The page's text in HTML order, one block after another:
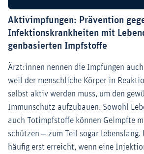
Aktivimpfungen: Prävention
Infektionskrankheiten mit
genbasierten Impfstoffe
Ärzt:innen nennen die Impfungen
weil der menschliche Körper in
selbst aktiv werden muss, um den
Immunschutz aufzubauen. Sowohl
auch Totimpfstoffe können Geimpfte
schützen ‒ zum Teil sogar lebenslang.
häufig erst erreicht, wenn eine